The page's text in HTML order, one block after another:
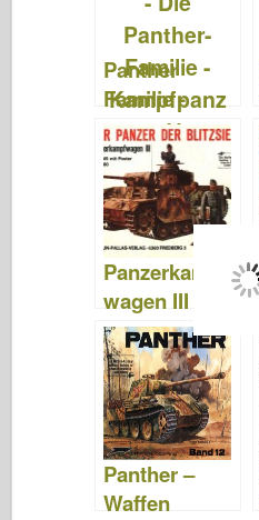
Panther
Familie -
Arsenal 083
Våben
Panzerkampf
wagen III -
Waffen
Arsenal 048
Panther –
Waffen